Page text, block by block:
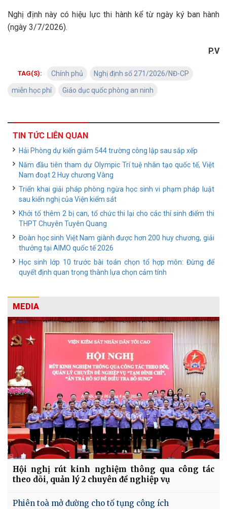
Nghị định này có hiệu lực thi hành kể từ ngày ký ban hành
(ngày 3/7/2026).
P.V
TAG(S): Chính phủ Nghị định số 271/2026/NĐ-CP
miễn học phí Giáo dục quốc phòng an ninh
TIN TỨC LIÊN QUAN
Hải Phòng dự kiến giảm 544 trường công lập sau sắp xếp
Năm đầu tiên tham dự Olympic Trí tuệ nhân tạo quốc tế, Việt
Nam đoạt 2 Huy chương Vàng
Triển khai giải pháp phòng ngừa học sinh vi phạm pháp luật
sau kiến nghị của Viện kiểm sát
Khởi tố thêm 2 bị can, tổ chức thi lại cho các thí sinh điểm thi
THPT Chuyên Tuyên Quang
Đoàn học sinh Việt Nam giành được hơn 200 huy chương, giải
thưởng tại AIMO quốc tế 2026
Học sinh lớp 10 trước bài toán chọn tổ hợp môn: Đừng để
quyết định quan trọng thành lựa chọn cảm tính
MEDIA
Hội nghị rút kinh nghiệm thông qua công tác
theo dõi, quản lý 2 chuyên đề nghiệp vụ
Phiên toà mở đường cho tố tụng công ích